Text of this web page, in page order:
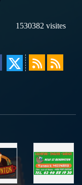
1530382 visites